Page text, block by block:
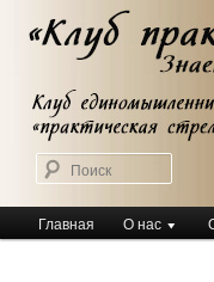
Перейти
основному
содержимому
Клуб
Клуб практической
Главное
меню
Главная О нас